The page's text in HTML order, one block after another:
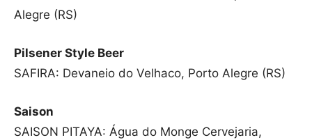
Alegre (RS)
Pilsener Style Beer
SAFIRA: Devaneio do Velhaco, Porto Alegre (RS)
Saison
SAISON PITAYA: Água do Monge Cervejaria,